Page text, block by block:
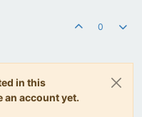
0
in this
an account yet.